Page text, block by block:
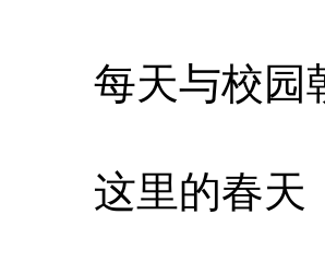
每天与校园
这里的春天